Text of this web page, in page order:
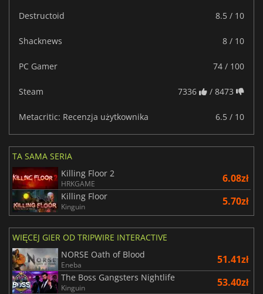
Destructoid 8.5 / 10
Shacknews 8 / 10
PC Gamer 74 / 100
Steam 7336 / 8473
Metacritic: Recenzja użytkownika 6.5 / 10
TA SAMA SERIA
Killing Floor 2
HRKGAME 6.08zł
Killing Floor
Kinguin 5.70zł
WIĘCEJ GIER OD TRIPWIRE INTERACTIVE
NORSE Oath of Blood
Eneba 51.41zł
The Boss Gangsters Nightlife
Kinguin 53.40zł